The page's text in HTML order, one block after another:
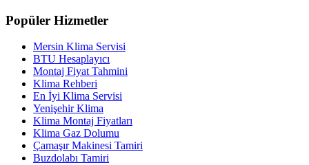
Popüler Hizmetler
Mersin Klima Servisi
BTU Hesaplayıcı
Montaj Fiyat Tahmini
Klima Rehberi
En İyi Klima Servisi
Yenişehir Klima
Klima Montaj Fiyatları
Klima Gaz Dolumu
Çamaşır Makinesi Tamiri
Buzdolabı Tamiri